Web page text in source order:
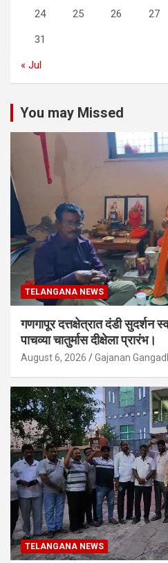
24 25 26 27
31
« Jul
You may Missed
TELANGANA NEWS
गणगापूर दत्तक्षेत्रात दंडी सुदर्शन
पाचव्या चातुर्मास दीक्षेला प्रारंभ।
August 6, 2026 Gajanan
TELANGANA NEWS